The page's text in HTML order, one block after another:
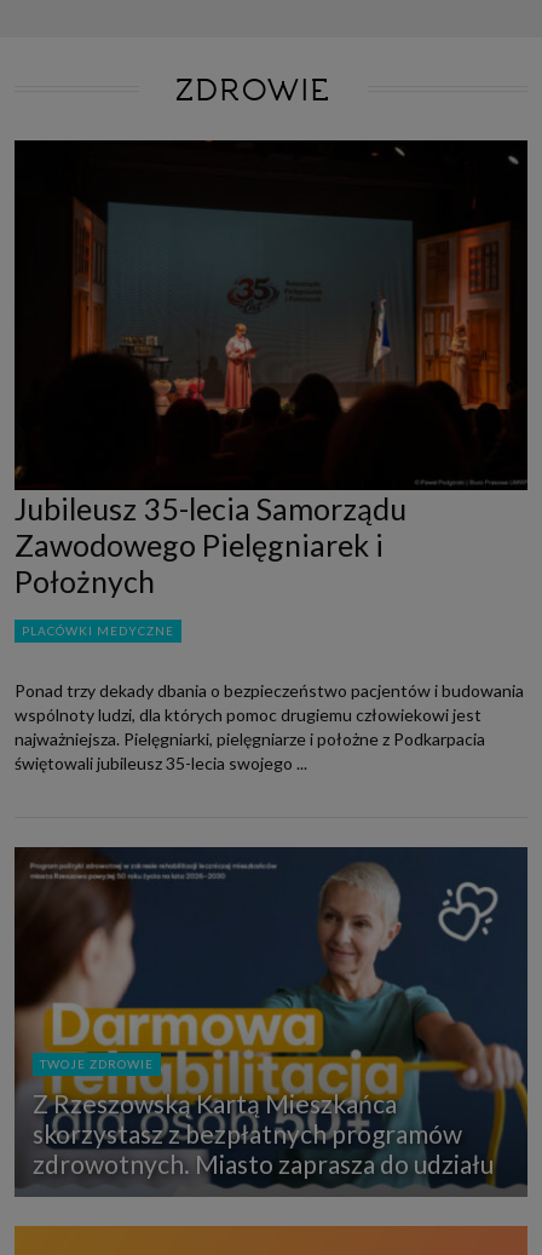
ZDROWIE
Jubileusz 35-lecia Samorządu
Zawodowego Pielęgniarek i
Położnych
PLACÓWKI MEDYCZNE
Ponad trzy dekady dbania o bezpieczeństwo pacjentów i budowania
wspólnoty ludzi, dla których pomoc drugiemu człowiekowi jest
najważniejsza. Pielęgniarki, pielęgniarze i położne z Podkarpacia
świętowali jubileusz 35-lecia swojego ...
TWOJE ZDROWIE
Z Rzeszowską Kartą Mieszkańca
skorzystasz z bezpłatnych programów
zdrowotnych. Miasto zaprasza do udziału